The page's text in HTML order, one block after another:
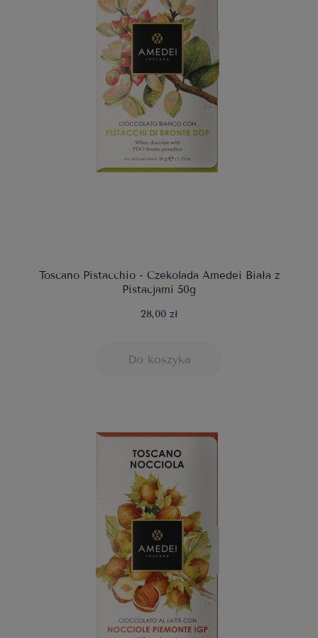
Toscano Pistacchio - Czekolada Amedei Biała z
Pistacjami 50g
28,00 zł
Do koszyka